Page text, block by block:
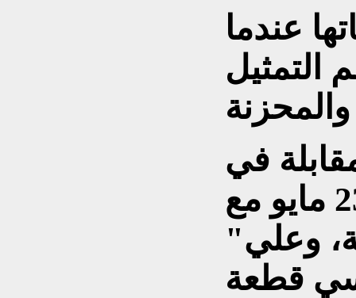
عندما
التمثيل
في
23 مايو مع The Zoe Report:
"أقوم بدور شرطية متخفية، وعلي
قطعة